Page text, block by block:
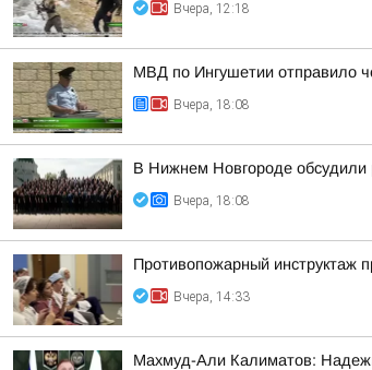
Вчера, 12:18
МВД по Ингушетии отправило
Вчера, 18:08
В Нижнем Новгороде обсудили
Вчера, 18:08
Противопожарный инструктаж
Вчера, 14:33
Махмуд-Али Калиматов: